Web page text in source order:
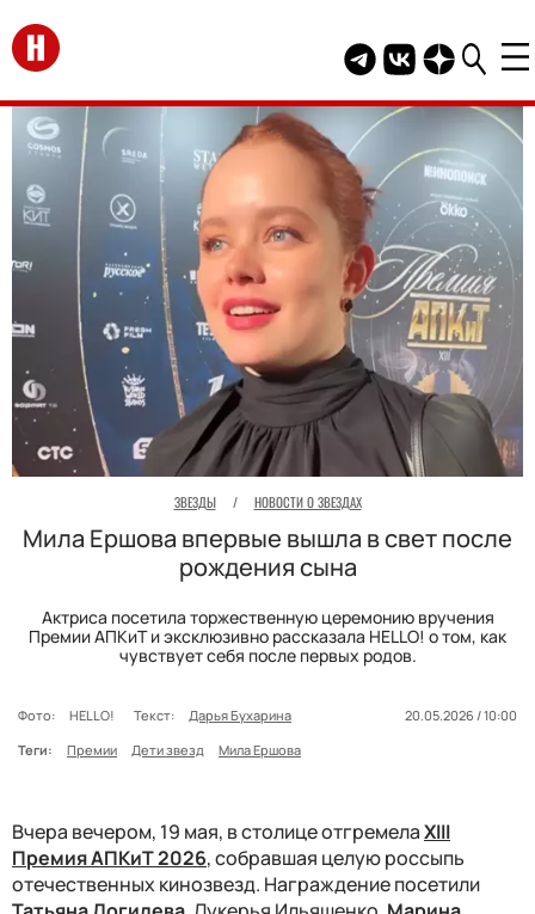
Перейти на главную
Telegram канал
Группа HELLO
Канал
ЗВЕЗДЫ / НОВОСТИ О ЗВЕЗДАХ
Мила Ершова впервые вышла в свет после
рождения сына
Актриса посетила торжественную церемонию вручения
Премии АПКиТ и эксклюзивно рассказала HELLO! о том, как
чувствует себя после первых родов.
Фото: HELLO! Текст: Дарья Бухарина
20.05.2026 / 10:00
Теги:
Премии Дети звезд Мила Ершова
Вчера вечером, 19 мая, в столице отгремелаXIII
Премия АПКиТ 2026, собравшая целую россыпь
отечественных кинозвезд. Награждение посетили